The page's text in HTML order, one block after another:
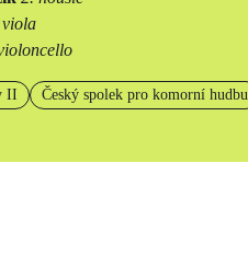
viola
II Český spolek pro komorní hudbu